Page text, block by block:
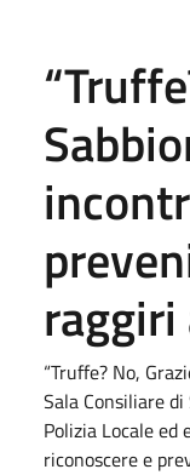
“Truffe? No,
Sala Consiliare
Polizia Locale
riconoscere e